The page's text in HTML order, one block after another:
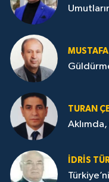
TURAN
İDRİS